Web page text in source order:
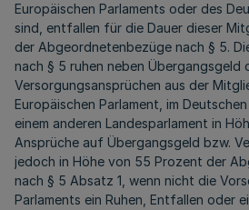
Europäischen Parlaments oder des
sind, entfallen für die Dauer dieser
der Abgeordnetenbezüge nach § 5.
nach § 5 ruhen neben Übergangsgeld
Versorgungsansprüchen aus der
Europäischen Parlament, im
einem anderen Landesparlament in
Ansprüche auf Übergangsgeld bzw.
jedoch in Höhe von 55 Prozent der
nach § 5 Absatz 1, wenn nicht die
Parlaments ein Ruhen, Entfallen oder